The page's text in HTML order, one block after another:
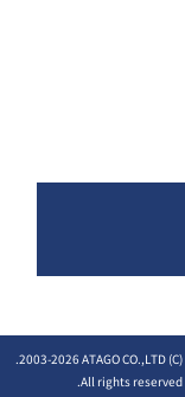
(C) 2003-
2026 ATAGO CO.,LTD.
All rights reserved.